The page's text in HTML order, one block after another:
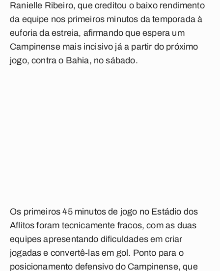
Ranielle Ribeiro, que creditou o baixo rendimento
da equipe nos primeiros minutos da temporada à
euforia da estreia, afirmando que espera um
Campinense mais incisivo já a partir do próximo
jogo, contra o Bahia, no sábado.
Os primeiros 45 minutos de jogo no Estádio dos
Aflitos foram tecnicamente fracos, com as duas
equipes apresentando dificuldades em criar
jogadas e convertê-las em gol. Ponto para o
posicionamento defensivo do Campinense, que